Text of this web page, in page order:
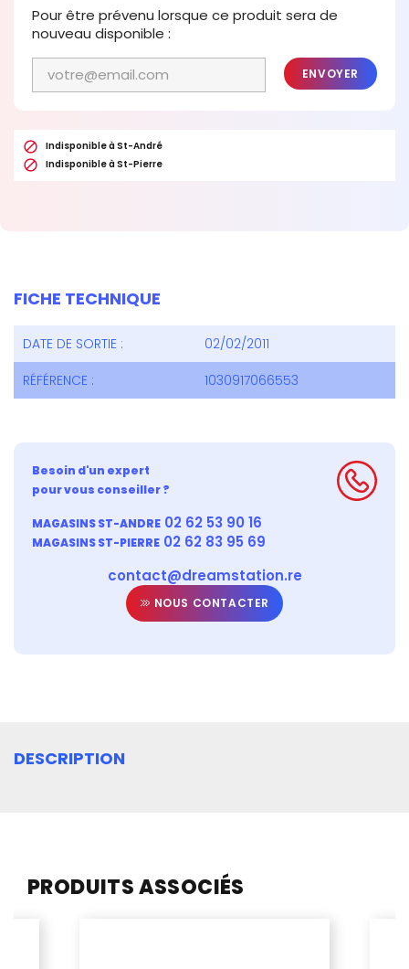
Pour être prévenu lorsque ce produit sera de
nouveau disponible :
ENVOYER
 Indisponible à St-André
 Indisponible à St-Pierre
FICHE TECHNIQUE
DATE DE SORTIE :
02/02/2011
RÉFÉRENCE :
1030917066553
Besoin d'un expert
pour vous conseiller ?
MAGASINS ST-ANDRE 02 62 53 90 16
MAGASINS ST-PIERRE 02 62 83 95 69
contact@dreamstation.re
NOUS CONTACTER
DESCRIPTION
PRODUITS ASSOCIÉS